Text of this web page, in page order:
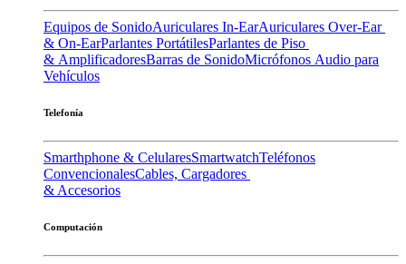
Equipos de SonidoAuriculares In-EarAuriculares Over-Ear
& On-EarParlantes PortátilesParlantes de Piso
& AmplificadoresBarras de SonidoMicrófonos Audio para
Vehículos
Telefonía
Smarthphone & CelularesSmartwatchTeléfonos
ConvencionalesCables, Cargadores
& Accesorios
Computación